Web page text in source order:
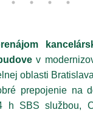
v
oblasti
prepojenie na
h SBS službou,